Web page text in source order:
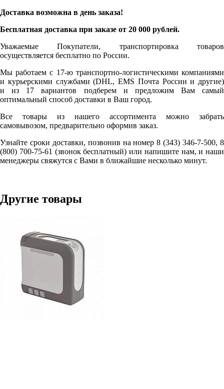
Доставка возможна в день заказа!
Бесплатная доставка при заказе от 20 000 рублей.
Уважаемые Покупатели, транспортировка товаров
осуществляется бесплатно по России.
Мы работаем с 17-ю транспортно-логистическими компаниями
и курьерскими службами (DHL, EMS Почта России и другие)
и из 17 вариантов подберем и предложим Вам самый
оптимальный способ доставки в Ваш город.
Все товары из нашего ассортимента можно забрать
самовывозом, предварительно оформив заказ.
Узнайте сроки доставки, позвонив на номер 8 (343) 346-7-500, 8
(800) 700-75-61 (звонок бесплатный) или напишите нам, и наши
менеджеры свяжутся с Вами в ближайшие несколько минут.
Другие товары